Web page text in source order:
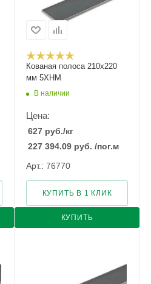
Кованая полоса 210x220
мм 5ХНМ
В наличии
Цена:
627 руб./кг
227 394.09 руб. /пог.м
Арт.: 76770
КУПИТЬ
КУПИТЬ В 1 КЛИК